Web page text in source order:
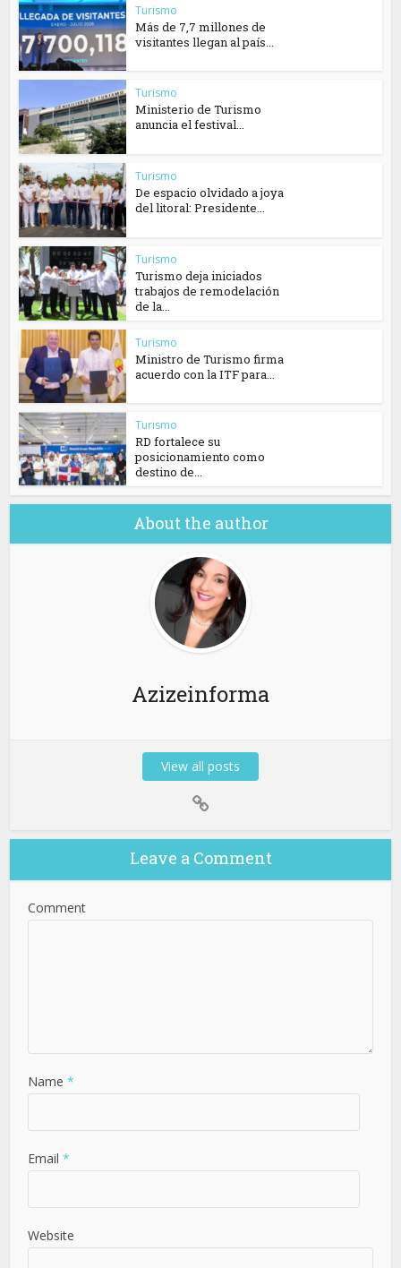
Turismo
Más de 7,7 millones de
visitantes llegan al país...
Turismo
Ministerio de Turismo
anuncia el festival...
Turismo
De espacio olvidado a joya
del litoral: Presidente...
Turismo
Turismo deja iniciados
trabajos de remodelación
de la...
Turismo
Ministro de Turismo firma
acuerdo con la ITF para...
Turismo
RD fortalece su
posicionamiento como
destino de...
About the author
Azizeinforma
View all posts
Leave a Comment
Comment
Name *
Email *
Website